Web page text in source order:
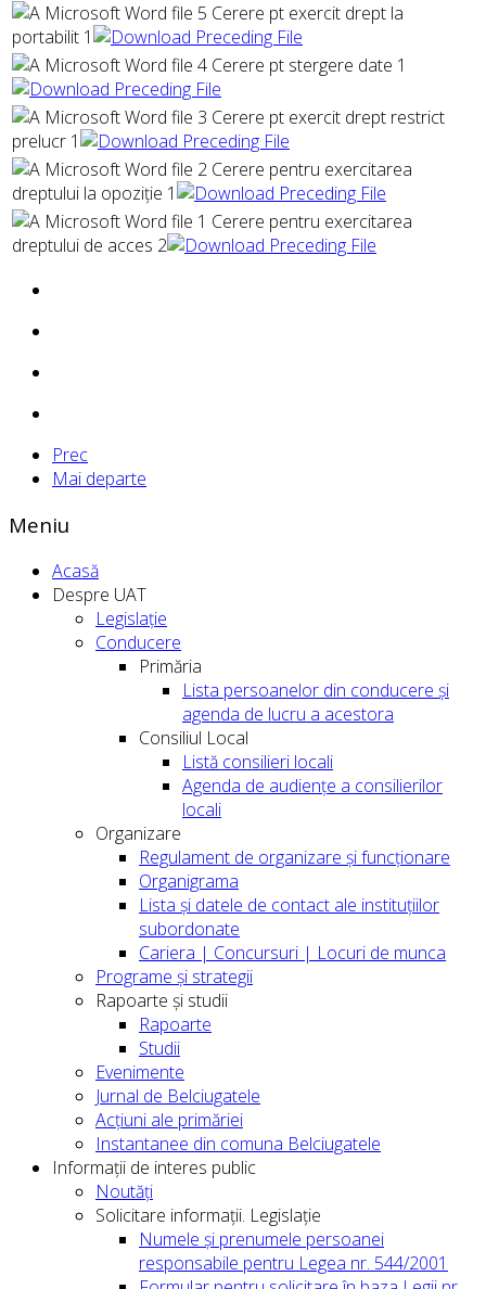
5 Cerere pt exercit drept la
portabilit 1
4 Cerere pt stergere date 1
3 Cerere pt exercit drept restrict
prelucr 1
2 Cerere pentru exercitarea
dreptului la opoziție 1
1 Cerere pentru exercitarea
dreptului de acces 2
Prec
Mai departe
Meniu
Acasă
Despre UAT
Legislație
Conducere
Primăria
Lista persoanelor din conducere şi
agenda de lucru a acestora
Consiliul Local
Listă consilieri locali
Agenda de audiențe a consilierilor
locali
Organizare
Regulament de organizare și funcționare
Organigrama
Lista și datele de contact ale instituțiilor
subordonate
Cariera | Concursuri | Locuri de munca
Programe și strategii
Rapoarte și studii
Rapoarte
Studii
Evenimente
Jurnal de Belciugatele
Acțiuni ale primăriei
Instantanee din comuna Belciugatele
Informații de interes public
Noutăți
Solicitare informații. Legislație
Numele și prenumele persoanei
responsabile pentru Legea nr. 544/2001